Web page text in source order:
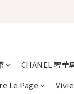
CHANEL 奢華
Le Page